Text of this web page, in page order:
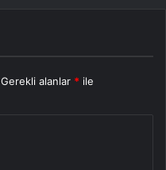
Gerekli alanlar * ile